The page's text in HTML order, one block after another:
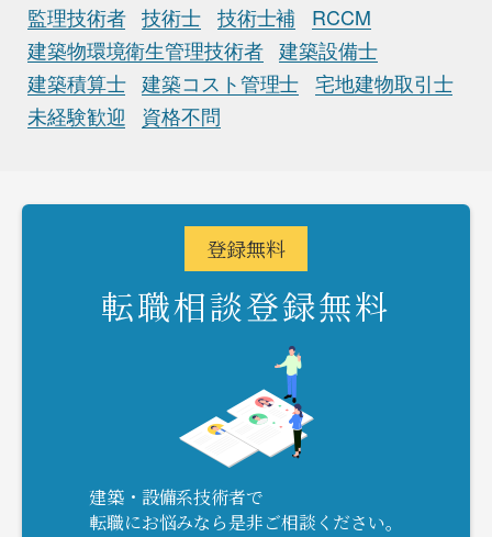
監理技術者 技術士 技術士補
RCCM
建築物環境衛生管理技術者 建築設備士
建築積算士 建築コスト管理士 宅地建物取引士
未経験歓迎
資格不問
登録無料
転職相談登録無料
建築・設備系技術者で
転職にお悩みなら是非ご相談ください。